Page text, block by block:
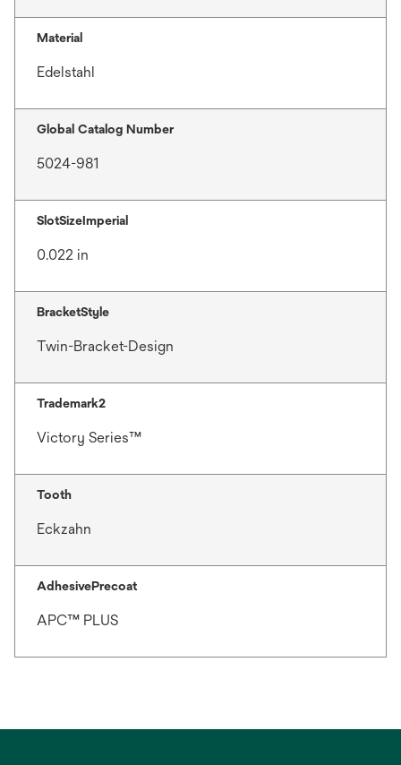
Material
Edelstahl
Global Catalog Number
5024-981
SlotSizeImperial
0.022 in
BracketStyle
Twin-Bracket-Design
Trademark2
Victory Series™
Tooth
Eckzahn
AdhesivePrecoat
APC™ PLUS